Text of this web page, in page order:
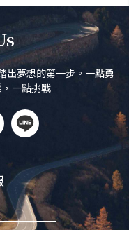
出夢想的第一步。一點勇
一點挑戰